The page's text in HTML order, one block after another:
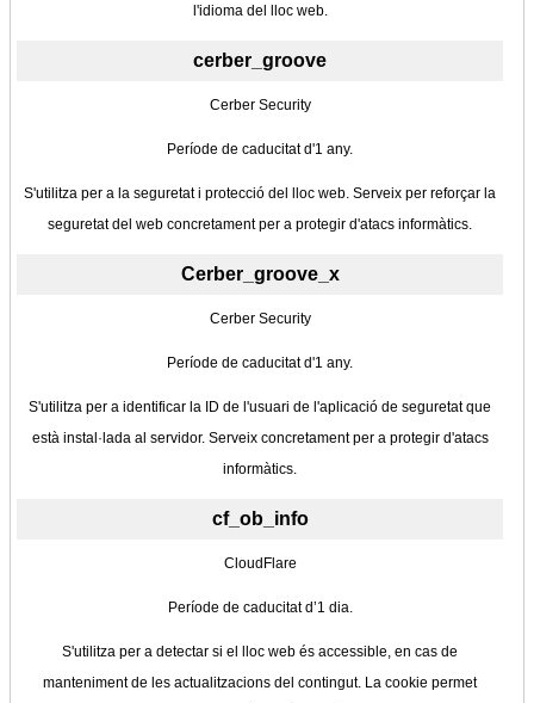
l'idioma del lloc web.
cerber_groove
Cerber Security
Període de caducitat d'1 any.
S'utilitza per a la seguretat i protecció del lloc web. Serveix per reforçar la
seguretat del web concretament per a protegir d'atacs informàtics.
Cerber_groove_x
Cerber Security
Període de caducitat d'1 any.
S'utilitza per a identificar la ID de l'usuari de l'aplicació de seguretat que
està instal·lada al servidor. Serveix concretament per a protegir d'atacs
informàtics.
cf_ob_info
CloudFlare
Període de caducitat d’1 dia.
S'utilitza per a detectar si el lloc web és accessible, en cas de
manteniment de les actualitzacions del contingut. La cookie permet